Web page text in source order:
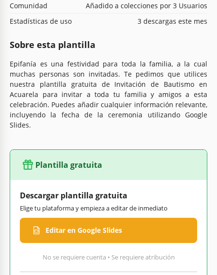
Comunidad
Añadido a colecciones por 3 Usuarios
Estadísticas de uso
3 descargas este mes
Sobre esta plantilla
Epifanía es una festividad para toda la familia, a la cual
muchas personas son invitadas. Te pedimos que utilices
nuestra plantilla gratuita de Invitación de Bautismo en
Acuarela para invitar a toda tu familia y amigos a esta
celebración. Puedes añadir cualquier información relevante,
incluyendo la fecha de la ceremonia utilizando Google
Slides.
Plantilla gratuita
Descargar plantilla gratuita
Elige tu plataforma y empieza a editar de inmediato
Editar en Google Slides
No se requiere cuenta • Se requiere atribución